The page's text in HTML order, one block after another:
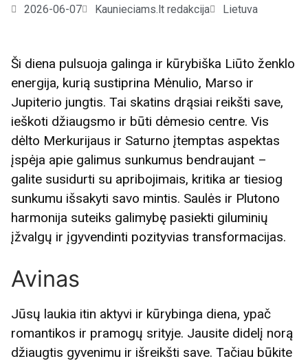
2026-06-07 Kaunieciams.lt redakcija Lietuva
Ši diena pulsuoja galinga ir kūrybiška Liūto ženklo
energija, kurią sustiprina Mėnulio, Marso ir
Jupiterio jungtis. Tai skatins drąsiai reikšti save,
ieškoti džiaugsmo ir būti dėmesio centre. Vis
dėlto Merkurijaus ir Saturno įtemptas aspektas
įspėja apie galimus sunkumus bendraujant –
galite susidurti su apribojimais, kritika ar tiesiog
sunkumu išsakyti savo mintis. Saulės ir Plutono
harmonija suteiks galimybę pasiekti giluminių
įžvalgų ir įgyvendinti pozityvias transformacijas.
Avinas
Jūsų laukia itin aktyvi ir kūrybinga diena, ypač
romantikos ir pramogų srityje. Jausite didelį norą
džiaugtis gyvenimu ir išreikšti save. Tačiau būkite